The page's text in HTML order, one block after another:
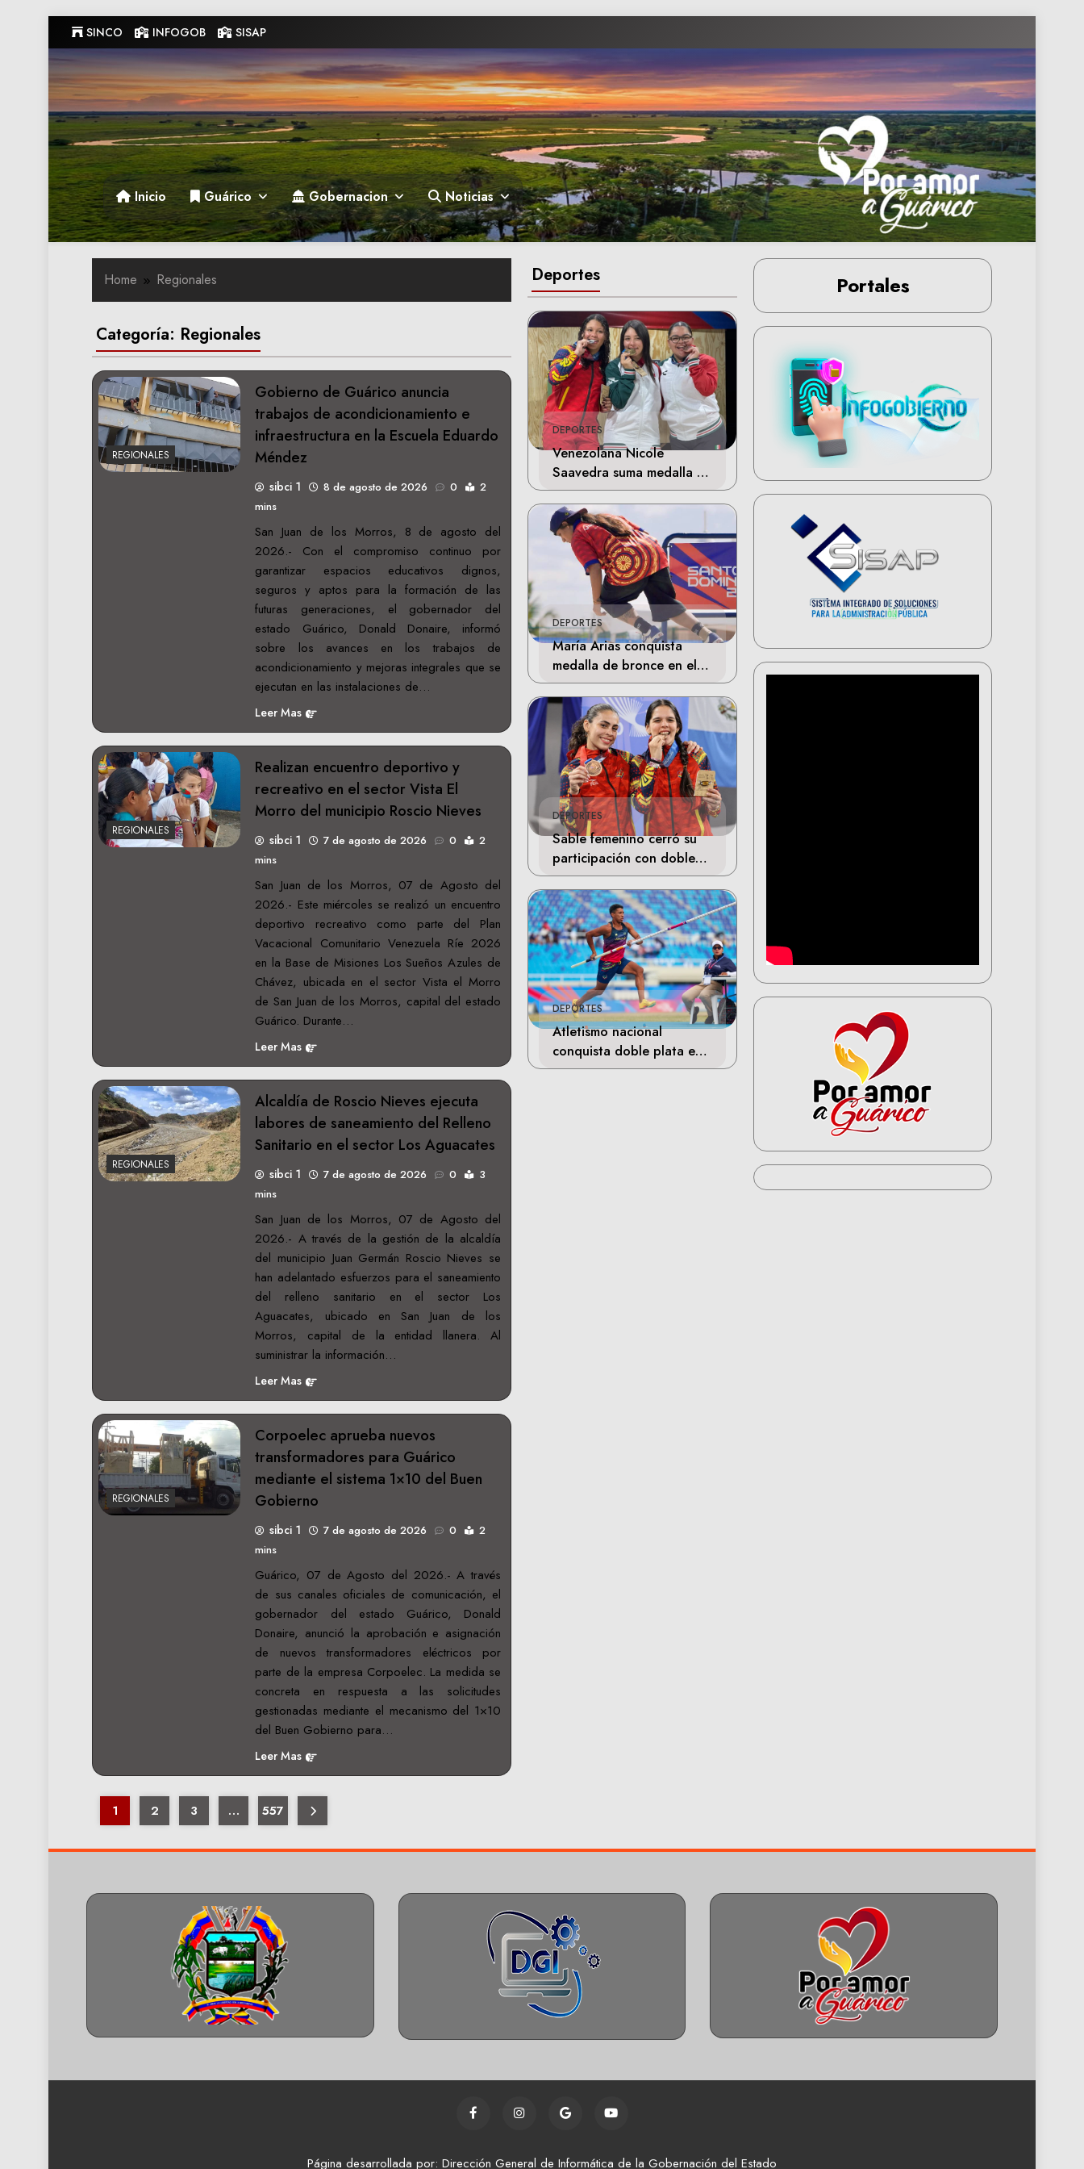
to
content
SINCO INFOGOB SISAP
Gobernacion de Guarico
Gobernacion de Guarico
Inicio Guárico Gobernacion Noticias
Deportes
DEPORTES
Venezolana Nicole
Saavedra suma medalla de
plata en la final de Tiro
Deportivo
DEPORTES
María Arias conquista
medalla de bronce en el
skateboarding de los
Juegos Centroamericanos
DEPORTES
Sable femenino cerró su
participación con doble
bronce en Santo Domingo
DEPORTES
Atletismo nacional
conquista doble plata en
Santo Domingo
Home Regionales
Categoría: Regionales
REGIONALES
Gobierno de Guárico anuncia
trabajos de acondicionamiento e
infraestructura en la Escuela Eduardo
Méndez
sibci 1 8 de agosto de 2026 0
2
mins
San Juan de los Morros, 8 de agosto del
2026.- Con el compromiso continuo por
garantizar espacios educativos dignos,
seguros y aptos para la formación de las
futuras generaciones, el gobernador del
estado Guárico, Donald Donaire, informó
sobre los avances en los trabajos de
acondicionamiento y mejoras integrales que se
ejecutan en las instalaciones de…
Leer Mas
REGIONALES
Realizan encuentro deportivo y
recreativo en el sector Vista El
Morro del municipio Roscio Nieves
sibci 1 7 de agosto de 2026 0
2
mins
San Juan de los Morros, 07 de Agosto del
2026.- Este miércoles se realizó un encuentro
deportivo recreativo como parte del Plan
Vacacional Comunitario Venezuela Ríe 2026
en la Base de Misiones Los Sueños Azules de
Chávez, ubicada en el sector Vista el Morro
de San Juan de los Morros, capital del estado
Guárico. Durante…
Leer Mas
REGIONALES
Alcaldía de Roscio Nieves ejecuta
labores de saneamiento del Relleno
Sanitario en el sector Los Aguacates
sibci 1 7 de agosto de 2026 0
3
mins
San Juan de los Morros, 07 de Agosto del
2026.- A través de la gestión de la alcaldía
del municipio Juan Germán Roscio Nieves se
han adelantado esfuerzos para el saneamiento
del relleno sanitario en el sector Los
Aguacates, ubicado en San Juan de los
Morros, capital de la entidad llanera. Al
suministrar la información…
Leer Mas
REGIONALES
Corpoelec aprueba nuevos
transformadores para Guárico
mediante el sistema 1×10 del Buen
Gobierno
sibci 1 7 de agosto de 2026 0
2
mins
Guárico, 07 de Agosto del 2026.- A través
de sus canales oficiales de comunicación, el
gobernador del estado Guárico, Donald
Donaire, anunció la aprobación e asignación
de nuevos transformadores eléctricos por
parte de la empresa Corpoelec. La medida se
concreta en respuesta a las solicitudes
gestionadas mediante el mecanismo del 1×10
del Buen Gobierno para…
Leer Mas
1 2 3 … 557
Portales
Página desarrollada por: Dirección General de Informática de la Gobernación del Estado